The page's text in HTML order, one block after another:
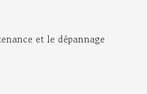
et le dépannage